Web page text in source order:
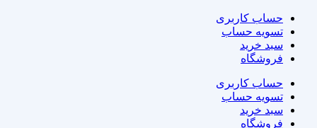
حساب کاربری
تسویه حساب
سبد خرید
فروشگاه
حساب کاربری
تسویه حساب
سبد خرید
فروشگاه